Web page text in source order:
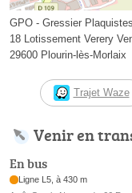
GPO - Gressier
18 Lotissement Verery
29600 Plourin-lès-Morlaix
Trajet Waze
Venir en
En bus
Ligne L5, à 430 m